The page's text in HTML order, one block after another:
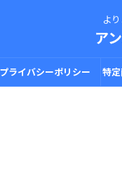
よ
ア
ライバシーポリシー 特